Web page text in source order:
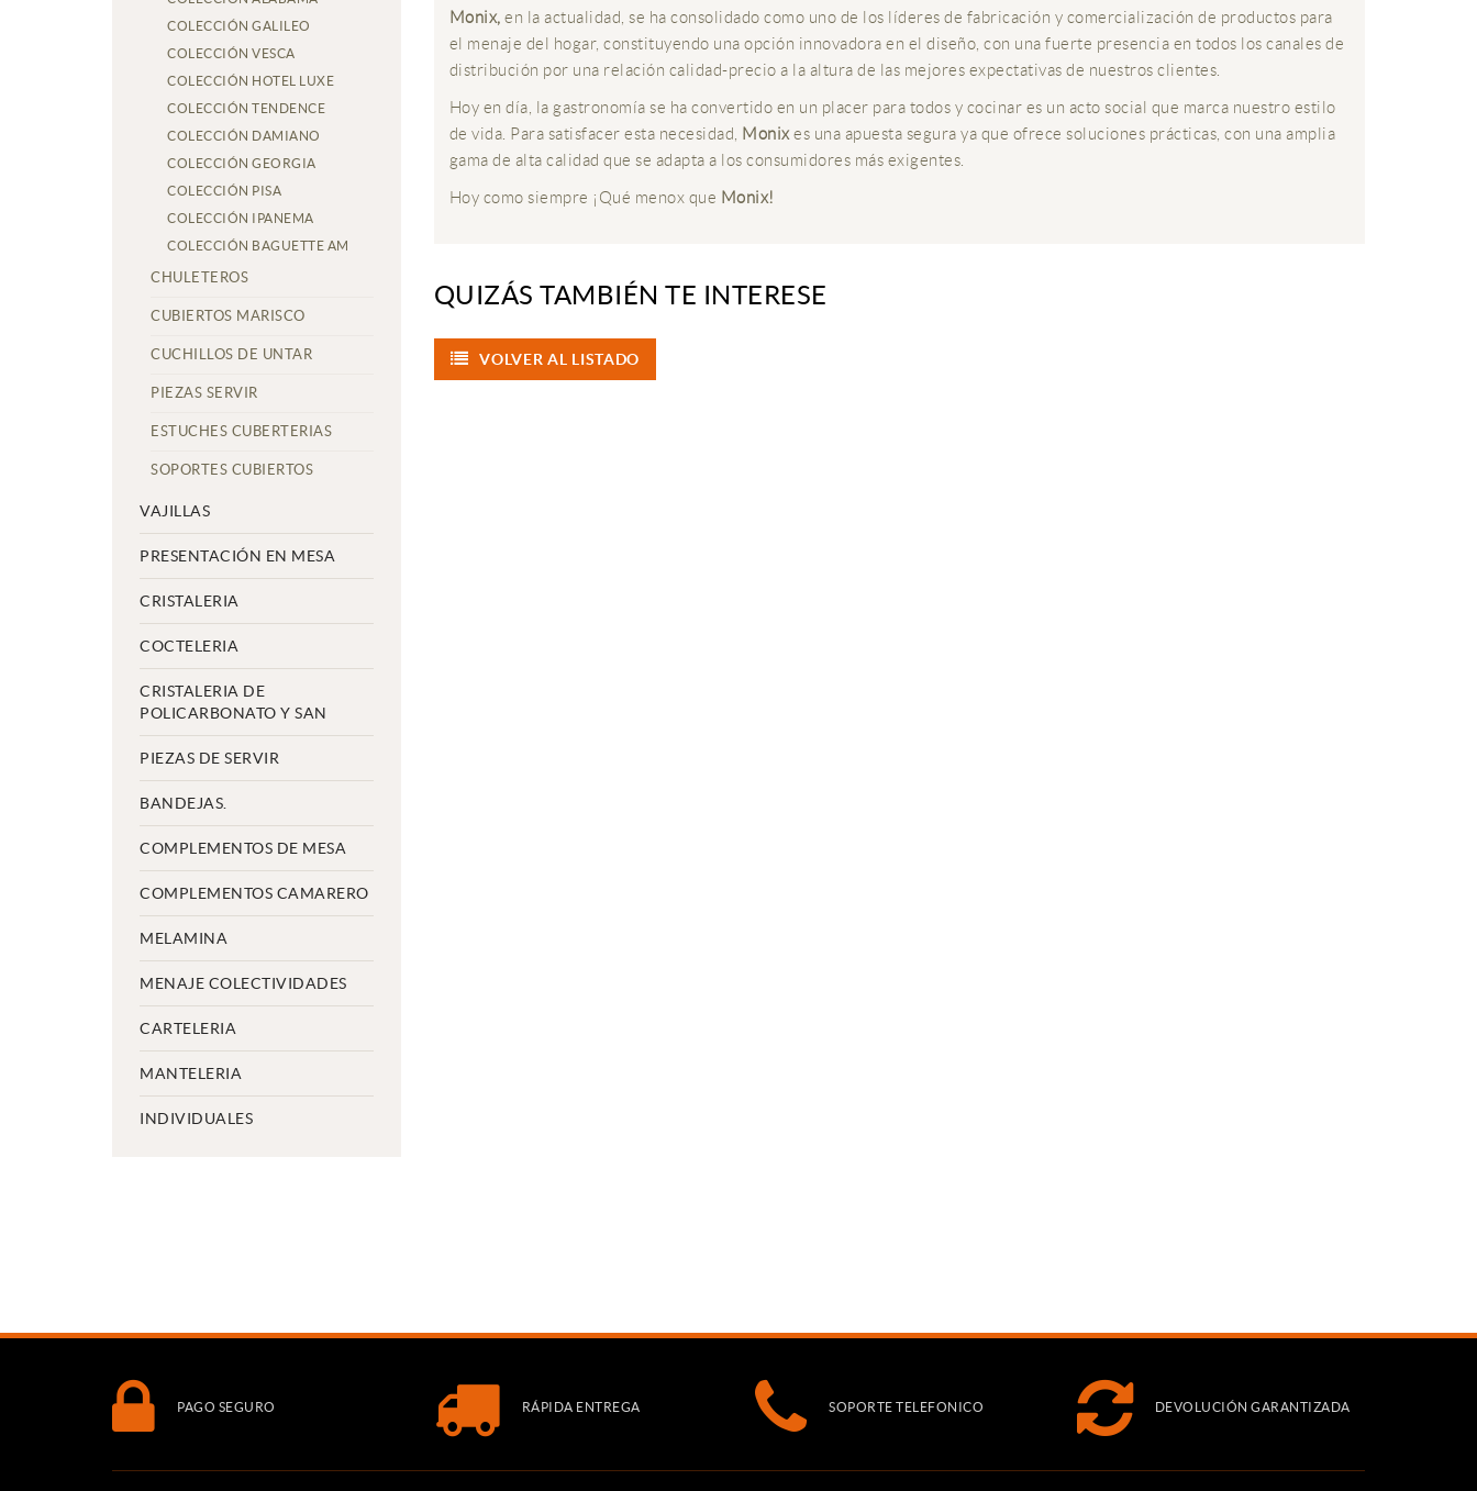
COLECCIÓN GALILEO
COLECCIÓN VESCA
COLECCIÓN HOTEL LUXE
COLECCIÓN TENDENCE
COLECCIÓN DAMIANO
COLECCIÓN GEORGIA
COLECCIÓN PISA
COLECCIÓN IPANEMA
COLECCIÓN BAGUETTE AM
CHULETEROS
CUBIERTOS MARISCO
CUCHILLOS DE UNTAR
PIEZAS SERVIR
ESTUCHES CUBERTERIAS
SOPORTES CUBIERTOS
VAJILLAS
PRESENTACIÓN EN MESA
CRISTALERIA
COCTELERIA
CRISTALERIA DE
POLICARBONATO Y SAN
PIEZAS DE SERVIR
BANDEJAS.
COMPLEMENTOS DE MESA
COMPLEMENTOS CAMARERO
MELAMINA
MENAJE COLECTIVIDADES
CARTELERIA
MANTELERIA
INDIVIDUALES
Monix, en la actualidad, se ha consolidado como uno de los líderes de fabricación y comercialización de productos para
el menaje del hogar, constituyendo una opción innovadora en el diseño, con una fuerte presencia en todos los canales de
distribución por una relación calidad-precio a la altura de las mejores expectativas de nuestros clientes.
Hoy en día, la gastronomía se ha convertido en un placer para todos y cocinar es un acto social que marca nuestro estilo
de vida. Para satisfacer esta necesidad,
Monixes una apuesta segura ya que ofrece soluciones prácticas, con una amplia
gama de alta calidad que se adapta a los consumidores más exigentes.
Hoy como siempre ¡Qué menox que Monix!
QUIZÁS TAMBIÉN TE INTERESE
VOLVER AL LISTADO
PAGO SEGURO RÁPIDA ENTREGA SOPORTE TELEFONICO DEVOLUCIÓN GARANTIZADA